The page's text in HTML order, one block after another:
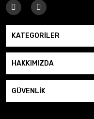
KATEGORİLER
HAKKIMIZDA
GÜVENLİK